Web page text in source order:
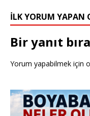
İLK YORUM YAPAN
Bir yanıt
Yorum yapabilmek için